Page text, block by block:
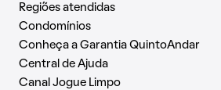
Regiões atendidas
Condomínios
Conheça a Garantia QuintoAndar
Central de Ajuda
Canal Jogue Limpo